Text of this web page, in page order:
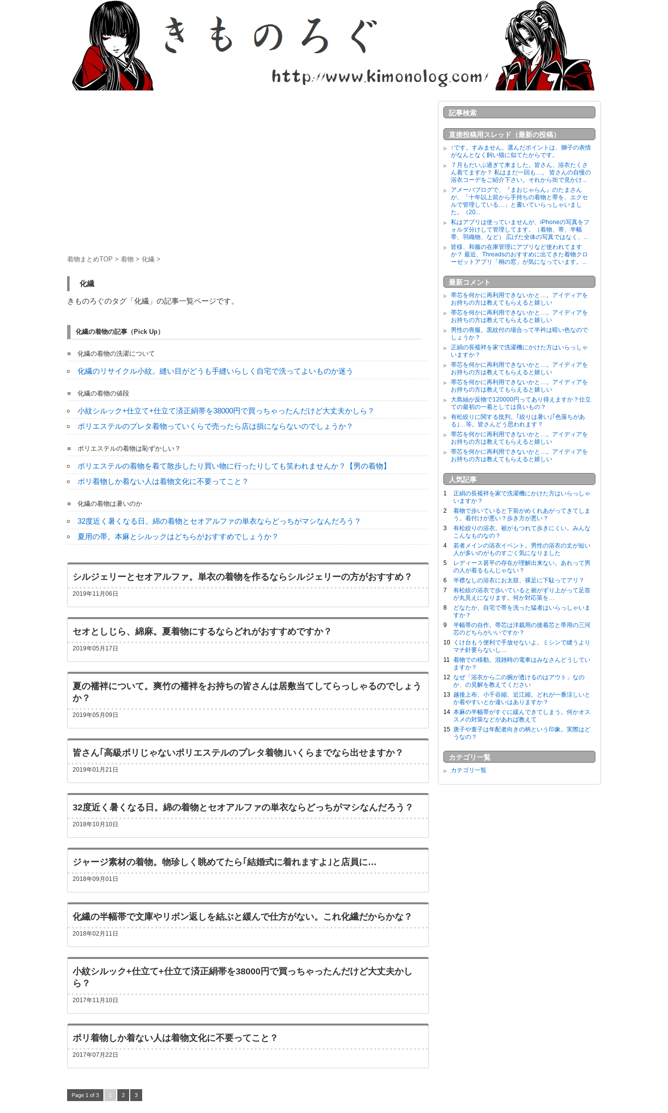
着物まとめTOP > 着物 > 化繊 >
化繊
きものろぐのタグ「化繊」の記事一覧ページです。
化繊の着物の記事（Pick Up）
化繊の着物の洗濯について
化繊のリサイクル小紋。縫い目がどうも手縫いらしく自宅で洗ってよいものか迷う
化繊の着物の値段
小紋シルック+仕立て+仕立て済正絹帯を38000円で買っちゃったんだけど大丈夫かしら？
ポリエステルのプレタ着物っていくらで売ったら店は損にならないのでしょうか？
ポリエステルの着物は恥ずかしい？
ポリエステルの着物を着て散歩したり買い物に行ったりしても笑われませんか？【男の着物】
ポリ着物しか着ない人は着物文化に不要ってこと？
化繊の着物は暑いのか
32度近く暑くなる日。綿の着物とセオアルファの単衣ならどっちがマシなんだろう？
夏用の帯。本麻とシルックはどちらがおすすめでしょうか？
シルジェリーとセオアルファ。単衣の着物を作るならシルジェリーの方がおすすめ？
2019年11月06日
セオとしじら、綿麻。夏着物にするならどれがおすすめですか？
2019年05月17日
夏の襦袢について。爽竹の襦袢をお持ちの皆さんは居敷当てしてらっしゃるのでしょう
か？
2019年05月09日
皆さん｢高級ポリじゃないポリエステルのプレタ着物｣いくらまでなら出せますか？
2019年01月21日
32度近く暑くなる日。綿の着物とセオアルファの単衣ならどっちがマシなんだろう？
2018年10月10日
ジャージ素材の着物。物珍しく眺めてたら｢結婚式に着れますよ｣と店員に…
2018年09月01日
化繊の半幅帯で文庫やリボン返しを結ぶと緩んで仕方がない。これ化繊だからかな？
2018年02月11日
小紋シルック+仕立て+仕立て済正絹帯を38000円で買っちゃったんだけど大丈夫かし
ら？
2017年11月10日
ポリ着物しか着ない人は着物文化に不要ってこと？
2017年07月22日
Page 1 of 3 1 2 3
記事検索
直接投稿用スレッド（最新の投稿）
↑です。すみません。選んだポイントは、獅子の表情
がなんとなく飼い猫に似てたからです。
７月もだいぶ過ぎて来ました。皆さん、浴衣たくさ
ん着てますか？ 私はまだ一回も…。 皆さんの自慢の
浴衣コーデをご紹介下さい。それから街で見かけ...
アメーバブログで、『まおじゃらん』のたまさん
が、「十年以上前から手持ちの着物と帯を、エクセ
ルで管理している…」と書いていらっしゃいまし
た。（20...
私はアプリは使っていませんが、iPhoneの写真をフ
ォルダ分けして管理してます。（着物、帯、半幅
帯、羽織物、など） 広げた全体の写真ではなく、...
皆様、和服の在庫管理にアプリなど使われてます
か？ 最近、Threadsのおすすめに出てきた着物クロ
ーゼットアプリ「桐の窓」が気になっています。...
最新コメント
帯芯を何かに再利用できないかと…。アイディアを
お持ちの方は教えてもらえると嬉しい
帯芯を何かに再利用できないかと…。アイディアを
お持ちの方は教えてもらえると嬉しい
男性の喪服。黒紋付の場合って半衿は暗い色なので
しょうか？
正絹の長襦袢を家で洗濯機にかけた方はいらっしゃ
いますか？
帯芯を何かに再利用できないかと…。アイディアを
お持ちの方は教えてもらえると嬉しい
帯芯を何かに再利用できないかと…。アイディアを
お持ちの方は教えてもらえると嬉しい
大島紬が反物で120000円ってあり得えますか？仕立
ての最初の一着としては良いもの？
有松絞りに関する批判。｢絞りは暑い｣｢色落ちがあ
る｣…等。皆さんどう思われます？
帯芯を何かに再利用できないかと…。アイディアを
お持ちの方は教えてもらえると嬉しい
帯芯を何かに再利用できないかと…。アイディアを
お持ちの方は教えてもらえると嬉しい
人気記事
正絹の長襦袢を家で洗濯機にかけた方はいらっしゃ
いますか？
着物で歩いていると下前がめくれあがってきてしま
う。着付けが悪い？歩き方が悪い？
有松絞りの浴衣。裾がもつれて歩きにくい。みんな
こんなものなの？
若者メインの浴衣イベント。男性の浴衣の丈が短い
人が多いのがものすごく気になりました
レディース甚平の存在が理解出来ない。あれって男
の人が着るもんじゃない？
半襟なしの浴衣にお太鼓、裸足に下駄ってアリ？
有松絞の浴衣で歩いていると裾がずり上がって足首
が丸見えになります。何か対応策を…
どなたか、自宅で帯を洗った猛者はいらっしゃいま
すか？
半幅帯の自作。帯芯は洋裁用の接着芯と帯用の三河
芯のどちらがいいですか？
くけ台もう便利で手放せないよ。ミシンで縫うより
マチ針要らないし…
着物での移動。混雑時の電車はみなさんどうしてい
ますか？
なぜ「浴衣から二の腕が透けるのはアウト」なの
か、の見解を教えてください
越後上布、小千谷縮、近江縮。どれが一番涼しいと
か着やすいとか違いはありますか？
本麻の半幅帯がすぐに緩んできてしまう。何かオス
スメの対策などがあれば教えて
唐子や童子は年配者向きの柄という印象。実際はど
うなの？
カテゴリ一覧
カテゴリ一覧